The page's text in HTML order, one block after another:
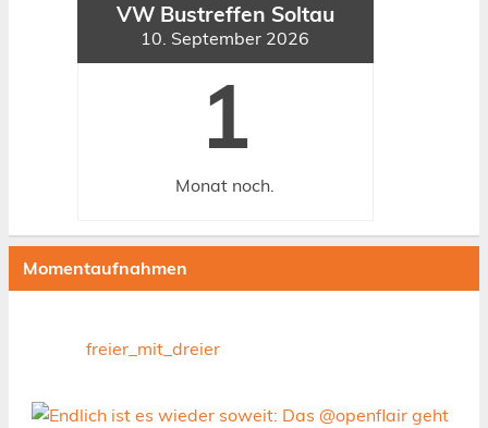
VW Bustreffen Soltau
10. September 2026
1
Monat noch.
Momentaufnahmen
freier_mit_dreier